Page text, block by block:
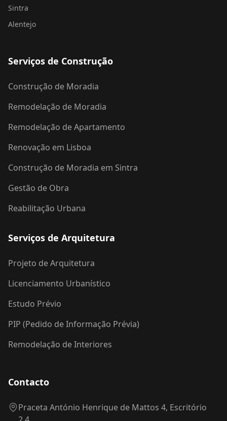
Sintra
Alentejo
Serviços de Construção
Construção de Moradia
Remodelação de Moradia
Remodelação de Apartamento
Renovação em Lisboa
Construção de Moradia em Sintra
Gestão de Obra
Reabilitação Urbana
Serviços de Arquitetura
Projeto de Arquitetura
Licenciamento Urbanístico
Estudo Prévio
PIP (Pedido de Informação Prévia)
Remodelação de Interiores
Contacto
Praceta António Henrique de Mattos 4, Escritório